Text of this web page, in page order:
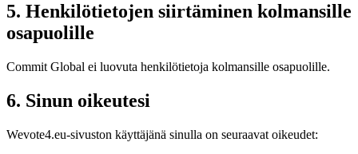
5. Henkilötietojen siirtäminen kolmansille
osapuolille
Commit Global ei luovuta henkilötietoja kolmansille osapuolille.
6. Sinun oikeutesi
Wevote4.eu-sivuston käyttäjänä sinulla on seuraavat oikeudet: